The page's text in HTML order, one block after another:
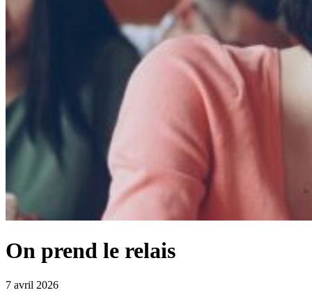
On prend le relais
7 avril 2026